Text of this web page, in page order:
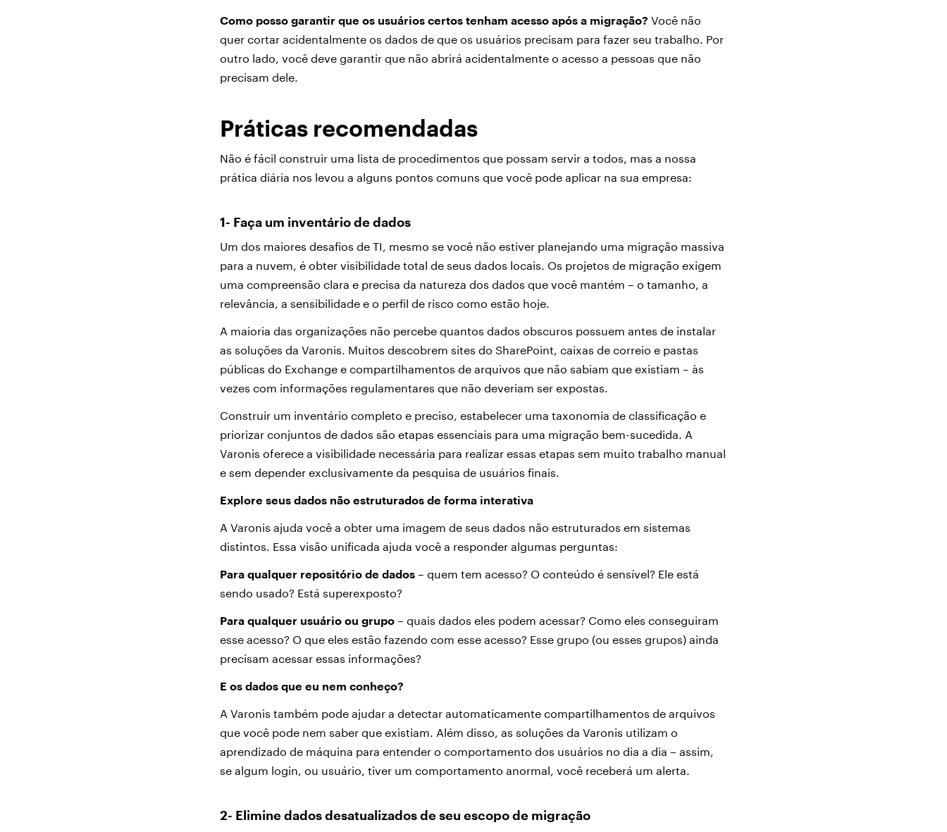
Como posso garantir que os usuários certos tenham acesso após a migração? Você não
quer cortar acidentalmente os dados de que os usuários precisam para fazer seu trabalho. Por
outro lado, você deve garantir que não abrirá acidentalmente o acesso a pessoas que não
precisam dele.
Práticas recomendadas
Não é fácil construir uma lista de procedimentos que possam servir a todos, mas a nossa
prática diária nos levou a alguns pontos comuns que você pode aplicar na sua empresa:
1- Faça um inventário de dados
Um dos maiores desafios de TI, mesmo se você não estiver planejando uma migração massiva
para a nuvem, é obter visibilidade total de seus dados locais. Os projetos de migração exigem
uma compreensão clara e precisa da natureza dos dados que você mantém – o tamanho, a
relevância, a sensibilidade e o perfil de risco como estão hoje.
A maioria das organizações não percebe quantos dados obscuros possuem antes de instalar
as soluções da Varonis. Muitos descobrem sites do SharePoint, caixas de correio e pastas
públicas do Exchange e compartilhamentos de arquivos que não sabiam que existiam – às
vezes com informações regulamentares que não deveriam ser expostas.
Construir um inventário completo e preciso, estabelecer uma taxonomia de classificação e
priorizar conjuntos de dados são etapas essenciais para uma migração bem-sucedida. A
Varonis oferece a visibilidade necessária para realizar essas etapas sem muito trabalho manual
e sem depender exclusivamente da pesquisa de usuários finais.
Explore seus dados não estruturados de forma interativa
A Varonis ajuda você a obter uma imagem de seus dados não estruturados em sistemas
distintos. Essa visão unificada ajuda você a responder algumas perguntas:
Para qualquer repositório de dados – quem tem acesso? O conteúdo é sensível? Ele está
sendo usado? Está superexposto?
Para qualquer usuário ou grupo – quais dados eles podem acessar? Como eles conseguiram
esse acesso? O que eles estão fazendo com esse acesso? Esse grupo (ou esses grupos) ainda
precisam acessar essas informações?
E os dados que eu nem conheço?
A Varonis também pode ajudar a detectar automaticamente compartilhamentos de arquivos
que você pode nem saber que existiam. Além disso, as soluções da Varonis utilizam o
aprendizado de máquina para entender o comportamento dos usuários no dia a dia – assim,
se algum login, ou usuário, tiver um comportamento anormal, você receberá um alerta.
2- Elimine dados desatualizados de seu escopo de migração